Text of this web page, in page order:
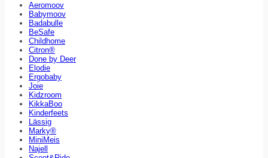
Aeromoov
Babymoov
Badabulle
BeSafe
Childhome
Citron®
Done by Deer
Elodie
Ergobaby
Joie
Kidzroom
KikkaBoo
Kinderfeets
Lässig
Marky®
MiniMeis
Najell